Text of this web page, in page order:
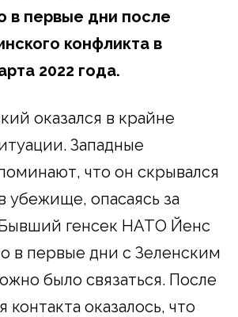
в первые дни после
конфликта в
2022 года.
оказался в крайне
Западные
что он скрывался
убежище, опасаясь за
генсек НАТО Йенс
в первые дни с Зеленским
было связаться. После
контакта оказалось, что